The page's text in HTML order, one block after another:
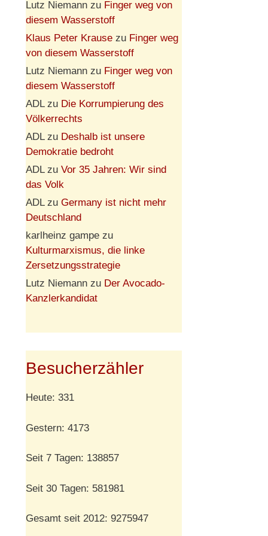
Lutz Niemann zu Finger weg von
diesem Wasserstoff
Klaus Peter Krause zu Finger weg
von diesem Wasserstoff
Lutz Niemann zu Finger weg von
diesem Wasserstoff
ADLzu Die Korrumpierung des
Völkerrechts
ADLzu Deshalb ist unsere
Demokratie bedroht
ADLzu Vor 35 Jahren: Wir sind
das Volk
ADLzu Germany ist nicht mehr
Deutschland
karlheinz gampe zu
Kulturmarxismus, die linke
Zersetzungsstrategie
Lutz Niemann zu Der Avocado-
Kanzlerkandidat
Besucherzähler
Heute: 331
Gestern: 4173
Seit 7 Tagen: 138857
Seit 30 Tagen: 581981
Gesamt seit 2012: 9275947